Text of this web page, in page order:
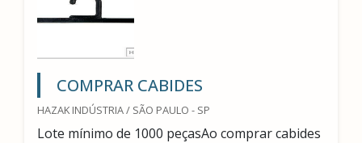
COMPRAR CABIDES
HAZAK INDÚSTRIA / SÃO PAULO - SP
Lote mínimo de 1000 peçasAo comprar cabides